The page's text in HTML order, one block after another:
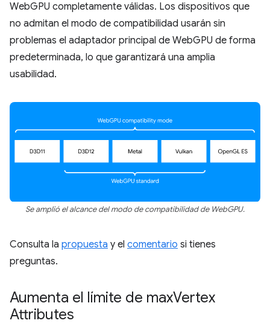
WebGPU completamente válidas. Los dispositivos que
no admitan el modo de compatibilidad usarán sin
problemas el adaptador principal de WebGPU de forma
predeterminada, lo que garantizará una amplia
usabilidad.
Se amplió el alcance del modo de compatibilidad de WebGPU.
Consulta la propuesta y el comentario si tienes
preguntas.
Aumenta el límite de maxVertex
Attributes